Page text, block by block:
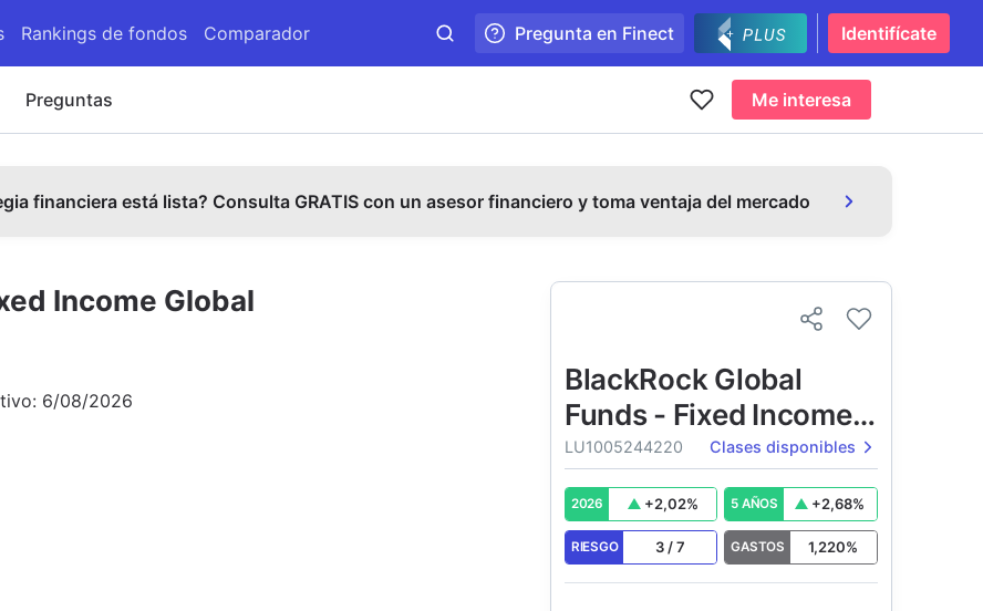
Rankings de fondos Comparador Pregunta en Finect Identifícate
Preguntas Me interesa
financiera está lista? Consulta GRATIS con un asesor financiero y toma ventaja del mercado
Income Global
6/08/2026
BlackRock Global
Funds - Fixed Income
Global Opportunities
Fund
LU1005244220 Clases disponibles
2026 +2,02% 5 AÑOS +2,68%
RIESGO 3/7 GASTOS 1,220%